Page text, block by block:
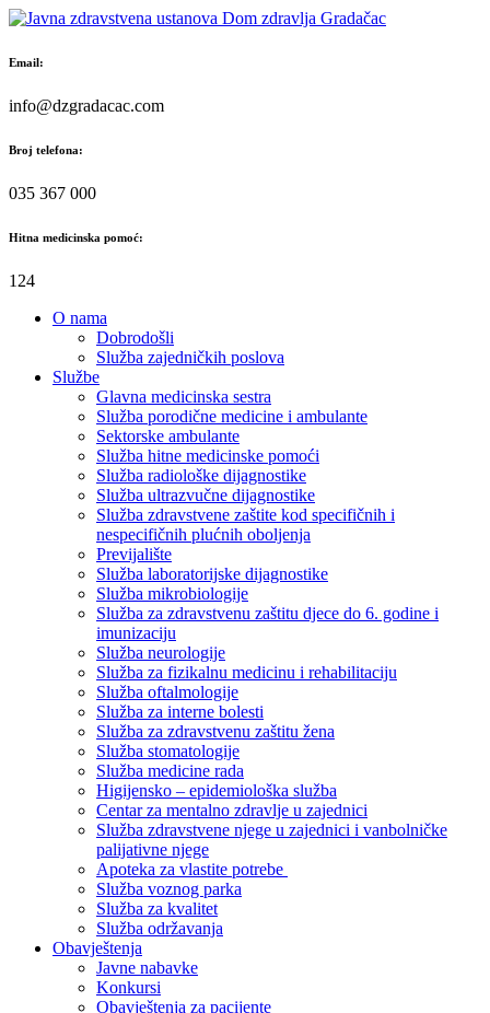
Skip
content
Email:
info@dzgradacac.com
Broj telefona:
035 367 000
Hitna medicinska pomoć:
124
O nama
Dobrodošli
Služba zajedničkih poslova
Službe
Glavna medicinska sestra
Služba porodične medicine i ambulante
Sektorske ambulante
Služba hitne medicinske pomoći
Služba radiološke dijagnostike
Služba ultrazvučne dijagnostike
Služba zdravstvene zaštite kod specifičnih i
nespecifičnih plućnih oboljenja
Previjalište
Služba laboratorijske dijagnostike
Služba mikrobiologije
Služba za zdravstvenu zaštitu djece do 6. godine i
imunizaciju
Služba neurologije
Služba za fizikalnu medicinu i rehabilitaciju
Služba oftalmologije
Služba za interne bolesti
Služba za zdravstvenu zaštitu žena
Služba stomatologije
Služba medicine rada
Higijensko – epidemiološka služba
Centar za mentalno zdravlje u zajednici
Služba zdravstvene njege u zajednici i vanbolničke
palijativne njege
Apoteka za vlastite potrebe
Služba voznog parka
Služba za kvalitet
Služba održavanja
Obavještenja
Javne nabavke
Konkursi
Obavještenja za pacijente